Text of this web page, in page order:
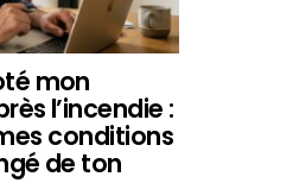
mon
l’incendie :
conditions
de ton